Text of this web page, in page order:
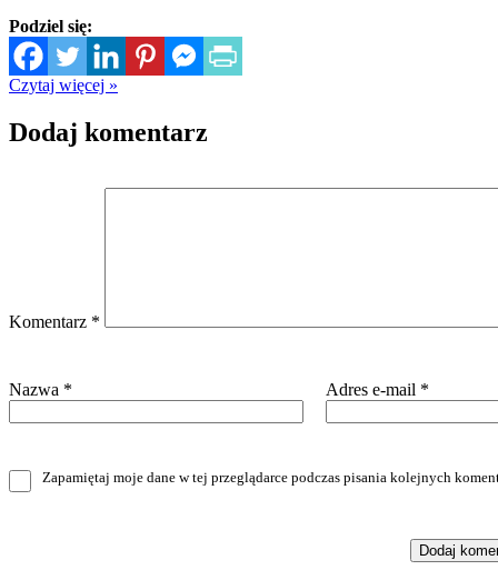
Podziel się:
Czytaj więcej »
Dodaj komentarz
Komentarz *
Nazwa * Adres e-mail *
Zapamiętaj moje dane w tej przeglądarce podczas pisania kolejnych